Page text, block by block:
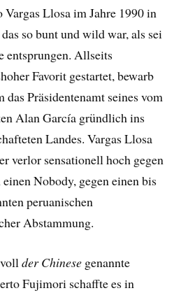
Llosa im Jahre 1990 in
so bunt und wild war, als sei
entsprungen. Allseits
Favorit gestartet, bewarb
das Präsidentenamt seines vom
Alan García gründlich ins
Landes. Vargas Llosa
verlor sensationell hoch gegen
einen Nobody, gegen einen bis
peruanischen
Abstammung.
der Chinese genannte
Fujimori schaffte es in